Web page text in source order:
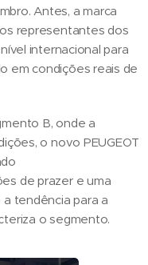
Antes, a marca
os representantes dos
internacional para
em condições reais de
B, onde a
o novo PEUGEOT
de prazer e uma
tendência para a
o segmento.